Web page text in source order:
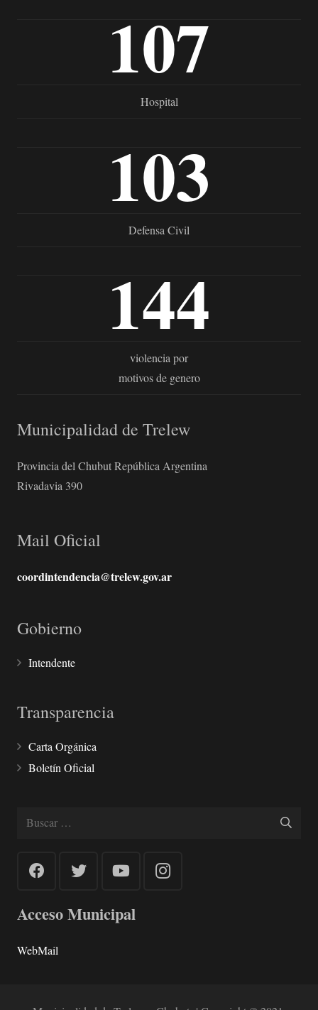
107
Hospital
103
Defensa Civil
144
violencia por
motivos de genero
Municipalidad de Trelew
Provincia del Chubut República Argentina
Rivadavia 390
Mail Oficial
coordintendencia@trelew.gov.ar
Gobierno
Intendente
Transparencia
Carta Orgánica
Boletín Oficial
Buscar:
Acceso Municipal
WebMail